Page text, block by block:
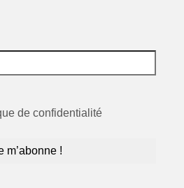
de confidentialité